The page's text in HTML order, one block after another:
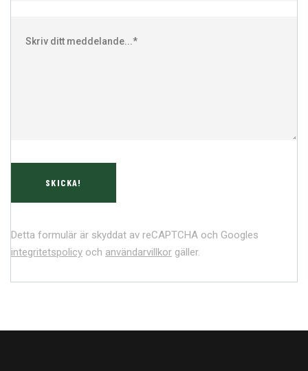
Detta formulär är skyddat av reCAPTCHA och Googles
integritetspolicy och användarvillkor gäller.